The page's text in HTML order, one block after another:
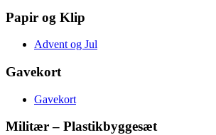
Papir og Klip
Advent og Jul
Gavekort
Gavekort
Militær – Plastikbyggesæt